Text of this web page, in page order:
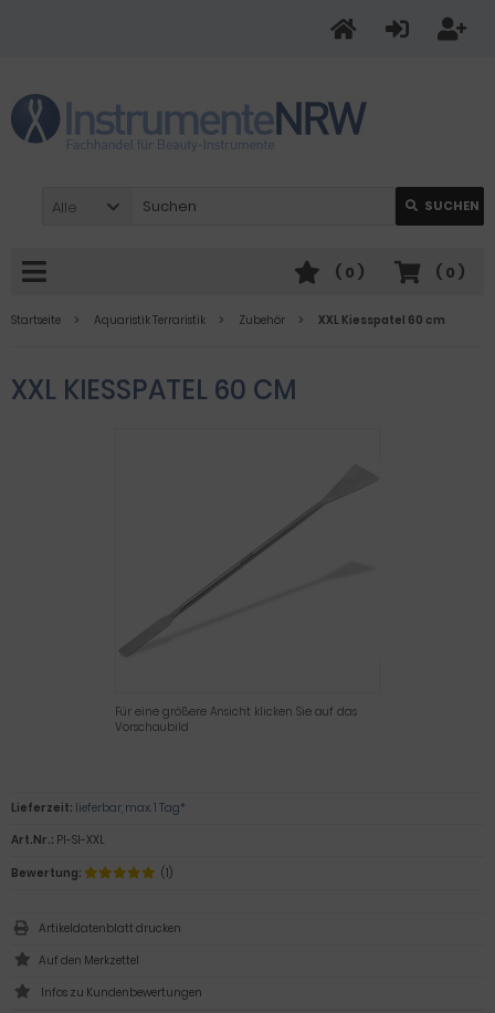
Alle SUCHEN
( 0 )
( 0 )
Startseite Aquaristik Terraristik Zubehör XXL Kiesspatel 60 cm
XXL KIESSPATEL 60 CM
Für eine größere Ansicht klicken Sie auf das
Vorschaubild
Lieferzeit: lieferbar, max. 1 Tag*
Art.Nr.: PI-SI-XXL
Bewertung:
(1)
Artikeldatenblatt drucken
Infos zu Kundenbewertungen